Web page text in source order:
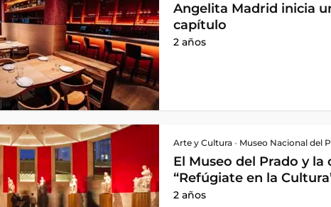
Angelita Madrid inicia
capítulo
2 años
Arte y Cultura • Museo Nacional del
El Museo del Prado y la
“Refúgiate en la
2 años